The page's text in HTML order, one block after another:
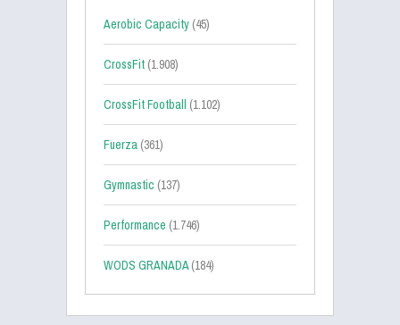
Aerobic Capacity (45)
CrossFit (1.908)
CrossFit Football (1.102)
Fuerza (361)
Gymnastic (137)
Performance (1.746)
WODS GRANADA(184)